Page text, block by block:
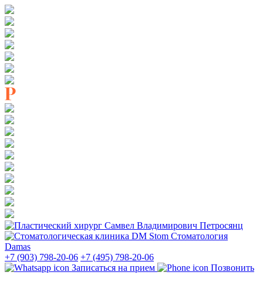
Стоматология
Damas
+7 (903) 798-20-06 +7 (495) 798-20-06
Записаться на прием
Позвонить